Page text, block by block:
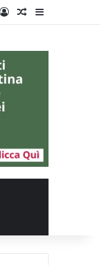
Tube
AccediUn articolo a